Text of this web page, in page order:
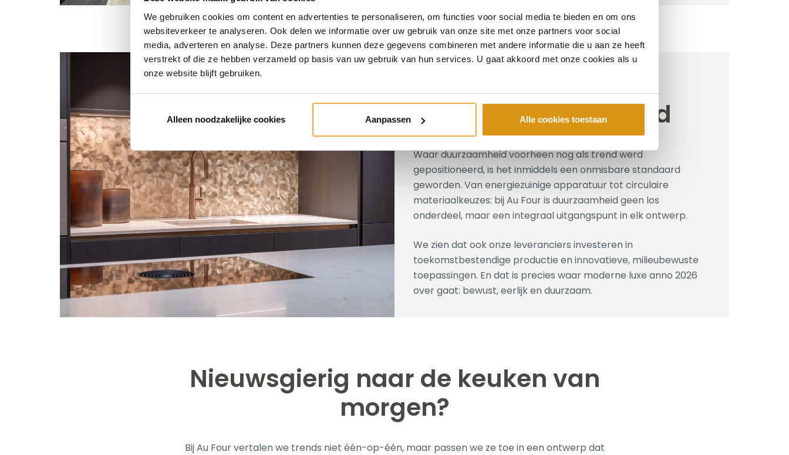
We gebruiken cookies om content en advertenties te personaliseren, om functies voor social media te bieden en om ons
websiteverkeer te analyseren. Ook delen we informatie over uw gebruik van onze site met onze partners voor social
media, adverteren en analyse. Deze partners kunnen deze gegevens combineren met andere informatie die u aan ze heeft
verstrekt of die ze hebben verzameld op basis van uw gebruik van hun services. U gaat akkoord met onze cookies als u
onze website blijft gebruiken.
Alleen noodzakelijke cookies Aanpassen Alle cookies toestaan
Duurzaamheid als
vanzelfsprekendheid
Waar duurzaamheid voorheen nog als trend werd
gepositioneerd, is het inmiddels een onmisbare standaard
geworden. Van energiezuinige apparatuur tot circulaire
materiaalkeuzes: bij Au Four is duurzaamheid geen los
onderdeel, maar een integraal uitgangspunt in elk ontwerp.
We zien dat ook onze leveranciers investeren in
toekomstbestendige productie en innovatieve, milieubewuste
toepassingen. En dat is precies waar moderne luxe anno 2026
over gaat: bewust, eerlijk en duurzaam.
Nieuwsgierig naar de keuken van
morgen?
Bij Au Four vertalen we trends niet één-op-één, maar passen we ze toe in een ontwerp dat